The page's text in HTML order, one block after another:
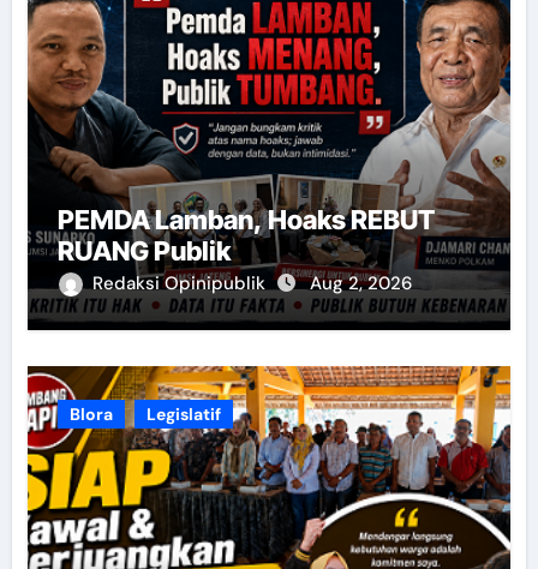
PEMDA Lamban, Hoaks REBUT
RUANG Publik
Redaksi Opinipublik Aug 2, 2026
Blora Legislatif